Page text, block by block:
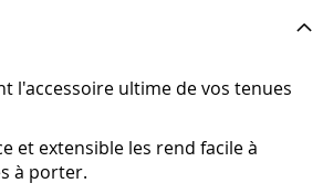
l'accessoire ultime de vos tenues
et extensible les rend facile à
à porter.